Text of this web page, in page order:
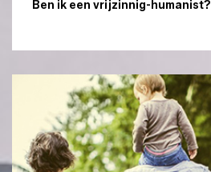
Ben ik een vrijzinnig-humanist?